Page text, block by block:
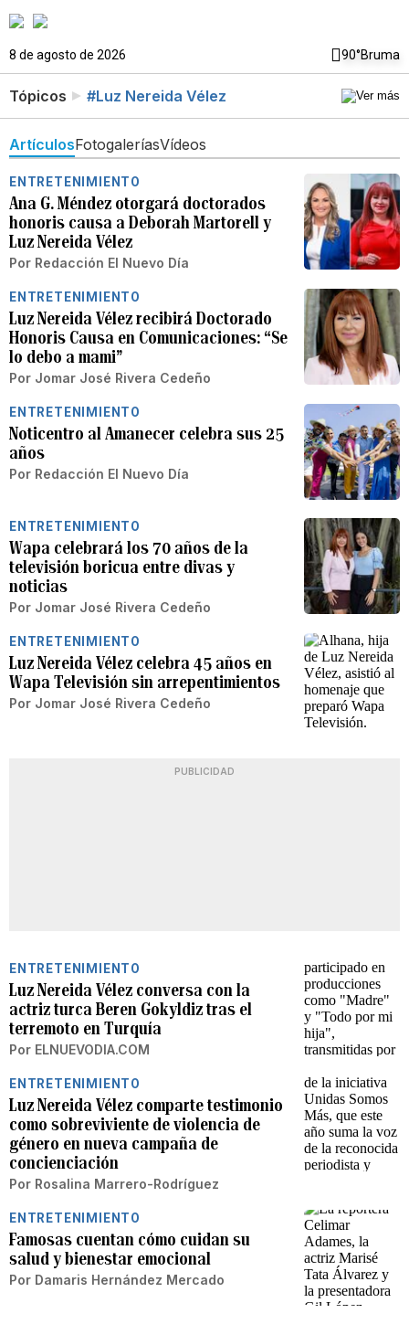
8 de agosto de 2026 90°Bruma
Tópicos #Luz Nereida Vélez
ArtículosFotogaleríasVídeos
ENTRETENIMIENTO
Ana G. Méndez otorgará doctorados
honoris causa a Deborah Martorell y
Luz Nereida Vélez
Por Redacción El Nuevo Día
ENTRETENIMIENTO
Luz Nereida Vélez recibirá Doctorado
Honoris Causa en Comunicaciones: “Se
lo debo a mami”
Por Jomar José Rivera Cedeño
ENTRETENIMIENTO
Noticentro al Amanecer celebra sus 25
años
Por Redacción El Nuevo Día
ENTRETENIMIENTO
Wapa celebrará los 70 años de la
televisión boricua entre divas y
noticias
Por Jomar José Rivera Cedeño
ENTRETENIMIENTO
Luz Nereida Vélez celebra 45 años en
Wapa Televisión sin arrepentimientos
Por Jomar José Rivera Cedeño
PUBLICIDAD
ENTRETENIMIENTO
Luz Nereida Vélez conversa con la
actriz turca Beren Gokyldiz tras el
terremoto en Turquía
Por ELNUEVODIA.COM
ENTRETENIMIENTO
Luz Nereida Vélez comparte testimonio
como sobreviviente de violencia de
género en nueva campaña de
concienciación
Por Rosalina Marrero-Rodríguez
ENTRETENIMIENTO
Famosas cuentan cómo cuidan su
salud y bienestar emocional
Por Damaris Hernández Mercado